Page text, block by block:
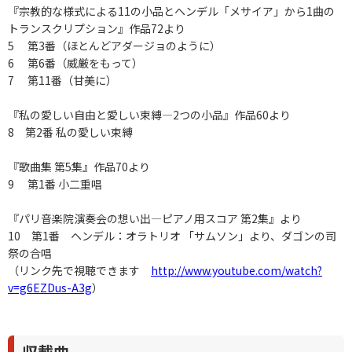
『宗教的な様式による11の小品とヘンデル「メサイア」から1曲の
トランスクリプション』作品72より
5 第3番（ほとんどアダージョのように）
6 第6番（威厳をもって）
7 第11番（甘美に）
『私の愛しい自由と愛しい束縛―2つの小品』作品60より
8 第2番 私の愛しい束縛
『歌曲集 第5集』作品70より
9 第1番 小二重唱
『パリ音楽院演奏会の想い出―ピアノ用スコア 第2集』より
10 第1番 ヘンデル：オラトリオ 「サムソン」より、ダゴンの司
祭の合唱
（リンク先で視聴できます http://www.youtube.com/watch?
v=g6EZDus-A3g）